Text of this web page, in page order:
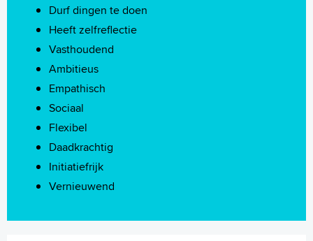
Durf dingen te doen
Heeft zelfreflectie
Vasthoudend
Ambitieus
Empathisch
Sociaal
Flexibel
Daadkrachtig
Initiatiefrijk
Vernieuwend